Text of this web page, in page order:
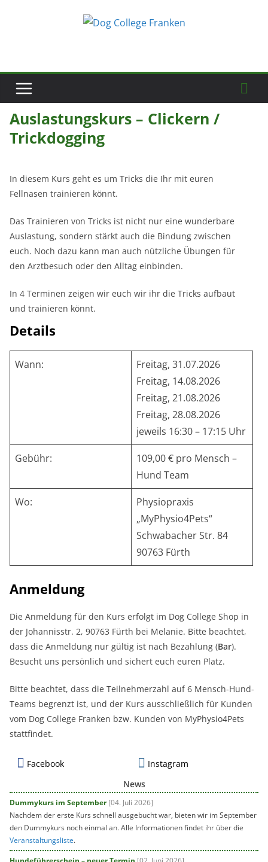
Auslastungskurs – Clickern /
Trickdogging
In diesem Kurs geht es um Tricks die Ihr mit euren
Fellnasen trainieren könnt.
Das Trainieren von Tricks ist nicht nur eine wunderbare
Auslastung, sondern stärkt auch die Bindung zwischen
euch. Noch dazu kann man auch nützliche Übungen für
den Arztbesuch oder den Alltag einbinden.
In 4 Terminen zeigen wir euch wir ihr die Tricks aufbaut
und trainieren könnt.
Details
Wann:
Freitag, 31.07.2026
Freitag, 14.08.2026
Freitag, 21.08.2026
Freitag, 28.08.2026
jeweils 16:30 – 17:15 Uhr
Gebühr:
109,00 € pro Mensch –
Hund Team
Wo:
Physiopraxis
„MyPhysio4Pets“
Schwabacher Str. 84
90763 Fürth
Anmeldung
Die Anmeldung für den Kurs erfolgt im Dog College Shop in
der Johannisstr. 2, 90763 Fürth bei Melanie. Bitte beachtet,
dass die Anmeldung nur gültig ist nach Bezahlung (Bar).
Besucht uns persönlich und sichert euch euren Platz.
Bitte beachtet, dass die Teilnehmerzahl auf 6 Mensch-Hund-
Teams begrenzt ist, und der Kurs ausschließlich für Kunden
vom Dog College Franken bzw. Kunden von MyPhysio4Pets
stattfindet.
Facebook
Instagram
News
Dummykurs im September[04. Juli 2026]
Nachdem der erste Kurs schnell ausgebucht war, bieten wir im September
den Dummykurs noch einmal an. Alle Informationen findet ihr über die
Veranstaltungsliste.